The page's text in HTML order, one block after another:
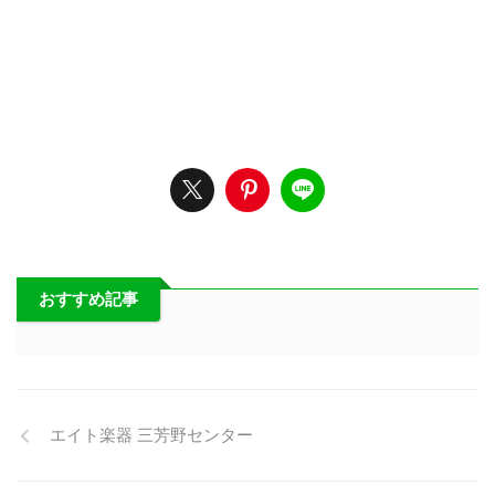
おすすめ記事
エイト楽器 三芳野センター